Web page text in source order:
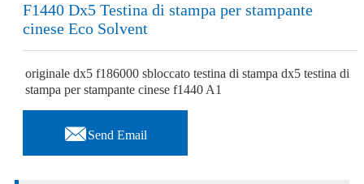
F1440 Dx5 Testina di stampa per stampante
cinese Eco Solvent
originale dx5 f186000 sbloccato testina di stampa dx5 testina di
stampa per stampante cinese f1440 A1
Send Email